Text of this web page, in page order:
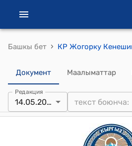
Башкы бет ›
Документ Маалыматтар
Редакция
14.05.2011